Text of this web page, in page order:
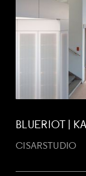
BLUERIOT |
CISARSTUDIO